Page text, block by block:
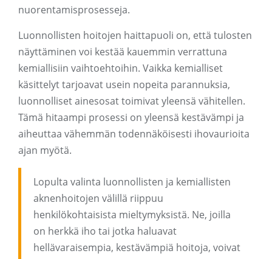
nuorentamisprosesseja.
Luonnollisten hoitojen haittapuoli on, että tulosten
näyttäminen voi kestää kauemmin verrattuna
kemiallisiin vaihtoehtoihin. Vaikka kemialliset
käsittelyt tarjoavat usein nopeita parannuksia,
luonnolliset ainesosat toimivat yleensä vähitellen.
Tämä hitaampi prosessi on yleensä kestävämpi ja
aiheuttaa vähemmän todennäköisesti ihovaurioita
ajan myötä.
Lopulta valinta luonnollisten ja kemiallisten
aknenhoitojen välillä riippuu
henkilökohtaisista mieltymyksistä. Ne, joilla
on herkkä iho tai jotka haluavat
hellävaraisempia, kestävämpiä hoitoja, voivat